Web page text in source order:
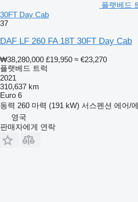
플랫베드
30FT Day Cab
37
DAF LF 260 FA 18T 30FT Day Cab
₩38,280,000 £19,950 ≈ €23,270
플랫베드 트럭
2021
310,637 km
Euro 6
동력 260 마력 (191 kW) 서스펜션 에어/
영국
판매자에게 연락